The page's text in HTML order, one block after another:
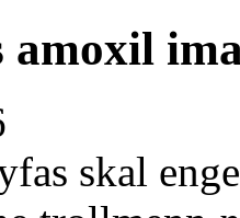
amoxil
skal